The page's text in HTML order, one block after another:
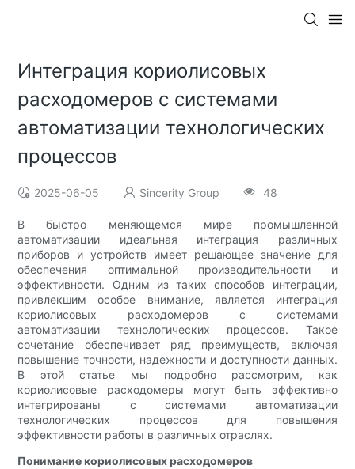
Интеграция кориолисовых
расходомеров с системами
автоматизации технологических
процессов
2025-06-05 Sincerity Group 48
В быстро меняющемся мире промышленной
автоматизации идеальная интеграция различных
приборов и устройств имеет решающее значение для
обеспечения оптимальной производительности и
эффективности. Одним из таких способов интеграции,
привлекшим особое внимание, является интеграция
кориолисовых расходомеров с системами
автоматизации технологических процессов. Такое
сочетание обеспечивает ряд преимуществ, включая
повышение точности, надежности и доступности данных.
В этой статье мы подробно рассмотрим, как
кориолисовые расходомеры могут быть эффективно
интегрированы с системами автоматизации
технологических процессов для повышения
эффективности работы в различных отраслях.
Понимание кориолисовых расходомеров